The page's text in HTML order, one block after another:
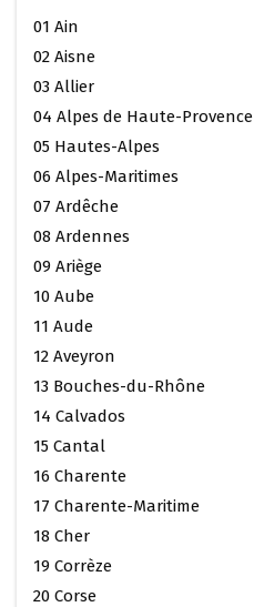
01 Ain
02 Aisne
03 Allier
04 Alpes de Haute-Provence
05 Hautes-Alpes
06 Alpes-Maritimes
07 Ardêche
08 Ardennes
09 Ariège
10 Aube
11 Aude
12 Aveyron
13 Bouches-du-Rhône
14 Calvados
15 Cantal
16 Charente
17 Charente-Maritime
18 Cher
19 Corrèze
20 Corse